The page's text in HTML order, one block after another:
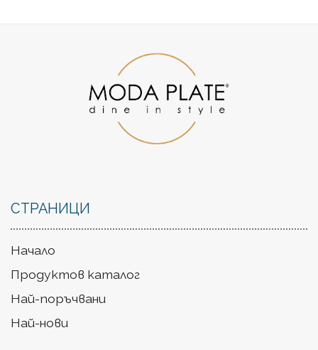
СТРАНИЦИ
Начало
Продуктов каталог
Най-поръчвани
Най-нови